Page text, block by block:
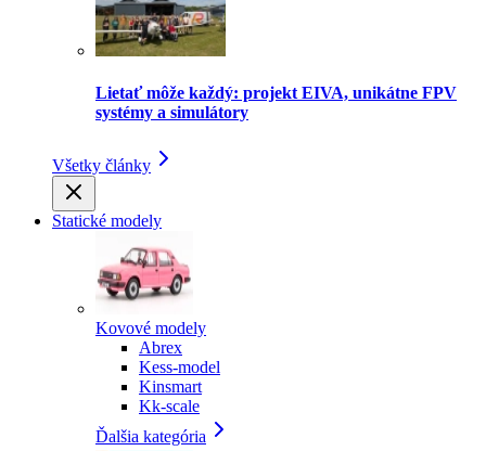
Lietať môže každý: projekt EIVA, unikátne FPV
systémy a simulátory
Všetky články
Statické modely
Kovové modely
Abrex
Kess-model
Kinsmart
Kk-scale
Ďalšia kategória